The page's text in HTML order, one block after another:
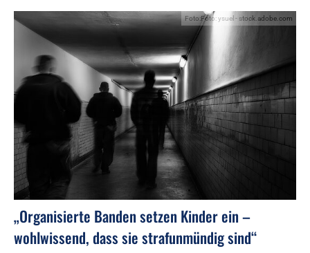
Foto:Foto: ysuel - stock.adobe.com
„Organisierte Banden setzen Kinder ein –
wohlwissend, dass sie strafunmündig sind“